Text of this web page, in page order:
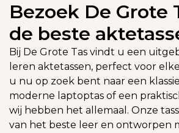
Bezoek De Grote
de beste
Bij De Grote Tas vindt u een
leren aktetassen, perfect voor
u nu op zoek bent naar een
moderne laptoptas of een
wij hebben het allemaal. Onze
van het beste leer en ontworpen